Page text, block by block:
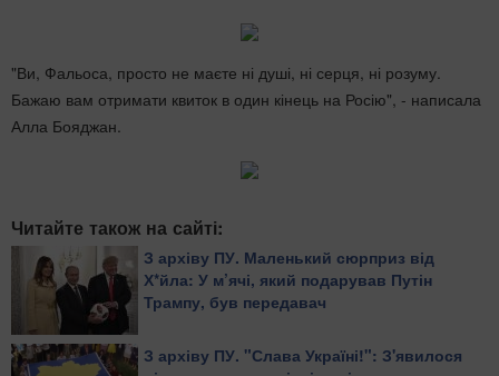
"Ви, Фальоса, просто не маєте ні душі, ні серця, ні розуму.
Бажаю вам отримати квиток в один кінець на Росію", - написала
Алла Бояджан.
Читайте також на сайті:
З архіву ПУ. Маленький сюрприз від
Х*йла: У м’ячі, який подарував Путін
Трампу, був передавач
З архіву ПУ. "Слава Україні!": З'явилося